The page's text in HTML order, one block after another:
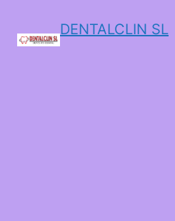
DENTALCLIN SL